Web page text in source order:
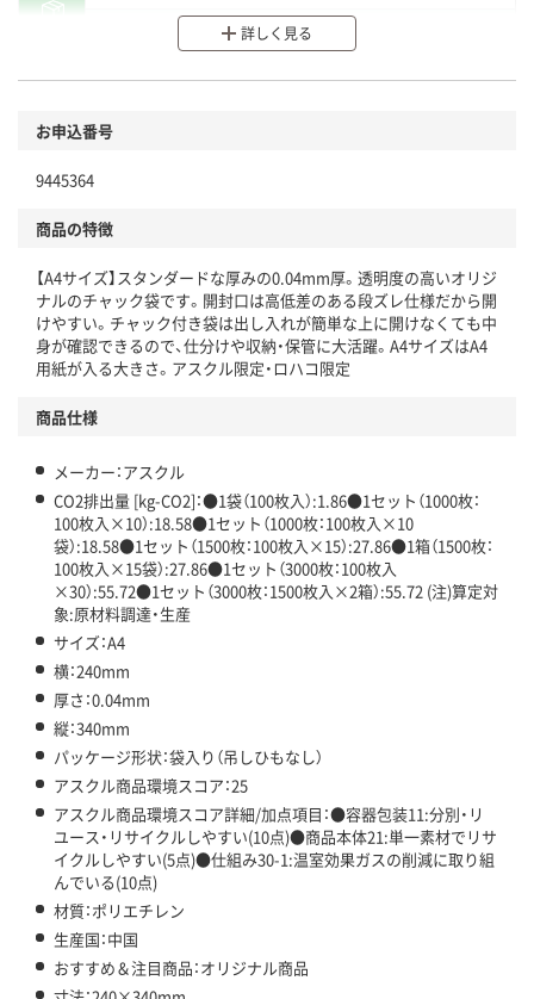
分別・リサイクルしやすい設計
本体
仕組
アスクルで資源循環している
温室効果ガスなどの削減
アスクル商品環境スコア詳細／加点項目
詳しく見る
お申込番号
9445364
商品の特徴
【A4サイズ】スタンダードな厚みの0.04mm厚。透明度の高いオリジ
ナルのチャック袋です。開封口は高低差のある段ズレ仕様だから開
けやすい。チャック付き袋は出し入れが簡単な上に開けなくても中
身が確認できるので、仕分けや収納・保管に大活躍。A4サイズはA4
用紙が入る大きさ。アスクル限定・ロハコ限定
商品仕様
メーカー：アスクル
CO2排出量 [kg-CO2]：●1袋（100枚入）:1.86●1セット（1000枚：
100枚入×10）:18.58●1セット（1000枚：100枚入×10
袋）:18.58●1セット（1500枚：100枚入×15）:27.86●1箱（1500枚：
100枚入×15袋）:27.86●1セット（3000枚：100枚入
×30）:55.72●1セット（3000枚：1500枚入×2箱）:55.72 (注)算定対
象:原材料調達・生産
サイズ：A4
横：240mm
厚さ：0.04mm
縦：340mm
パッケージ形状：袋入り（吊しひもなし）
アスクル商品環境スコア：25
アスクル商品環境スコア詳細/加点項目：●容器包装11:分別・リ
ユース・リサイクルしやすい(10点)●商品本体21:単一素材でリサ
イクルしやすい(5点)●仕組み30-1:温室効果ガスの削減に取り組
んでいる(10点)
材質：ポリエチレン
生産国：中国
おすすめ＆注目商品：オリジナル商品